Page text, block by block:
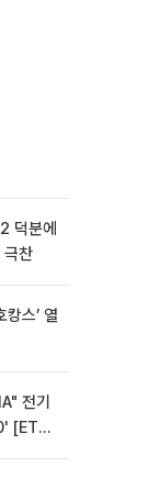
덕분에
찬
캉스’ 열
전기
[ET의